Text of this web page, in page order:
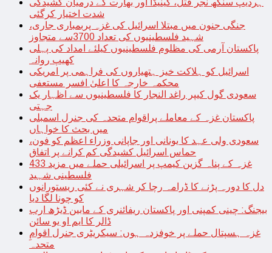
ہردیپ سنگھ نجر قتل، کینیڈا اور بھارت کے درمیان کشیدگی
شدت اختیار کرگئی
جنگی جنون میں مبتلا اسرائیل کی غزہ پربمباری جاری،
شہید فلسطینیوں کی تعداد 3700سے متجاوز
پاکستان آرمی کی مظلوم فلسطینیوں کیلئے امداد کی پہلی
کھیپ روانہ
اسرائیل کو ہلاکت خیز ہتھیاروں کی فراہمی پر امریکی
محکمہ خارجہ کا اعلیٰ افسر مستعفی
سعودی گول کیپر راغد النجار کا فلسطینیوں سے اظہار یک
جہتی
پاکستان غزہ کے معاملے پراقوام متحدہ کی جنرل اسمبلی
میں بحث کا خواہاں
سعودی ولی عہد کا یونانی اور جاپانی وزراء اعظم کو فون،
حماس اسرائیل کشیدگی کم کرانے پر اتفاق
غزہ کے پناہ گزین کیمپ پر اسرائیلی حملے میں مزید 433
فلسطینی شہید
دل کا دورہ پڑنے کا ڈرامہ رچا کر شہری نے کئی ریستورانوں
کو چونا لگا دیا
بیجنگ: چینی کمپنی اور پاکستان ریفائنری کے مابین ڈیڑھ ارب
ڈالر کا ایم او یو سائن
غزہ ہسپتال حملے پر خوفزدہ ہوں: سیکریٹری جنرل اقوامِ
متحدہ